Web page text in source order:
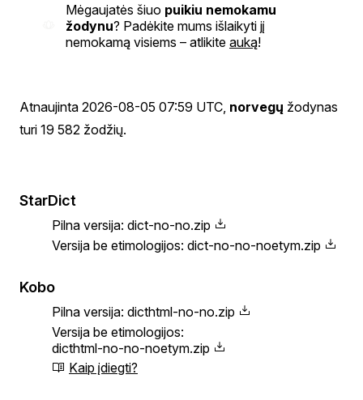
Mėgaujatės šiuo puikiu nemokamu
žodynu? Padėkite mums išlaikyti jį
nemokamą visiems – atlikite auką!
Atnaujinta 2026-08-05 07:59 UTC norvegų žodynas
turi 19 582 žodžių.
StarDict
Pilna versija: dict-no-no.zip
Versija be etimologijos: dict-no-no-noetym.zip
Kobo
Pilna versija: dicthtml-no-no.zip
Versija be etimologijos:
dicthtml-no-no-noetym.zip
Kaip įdiegti?